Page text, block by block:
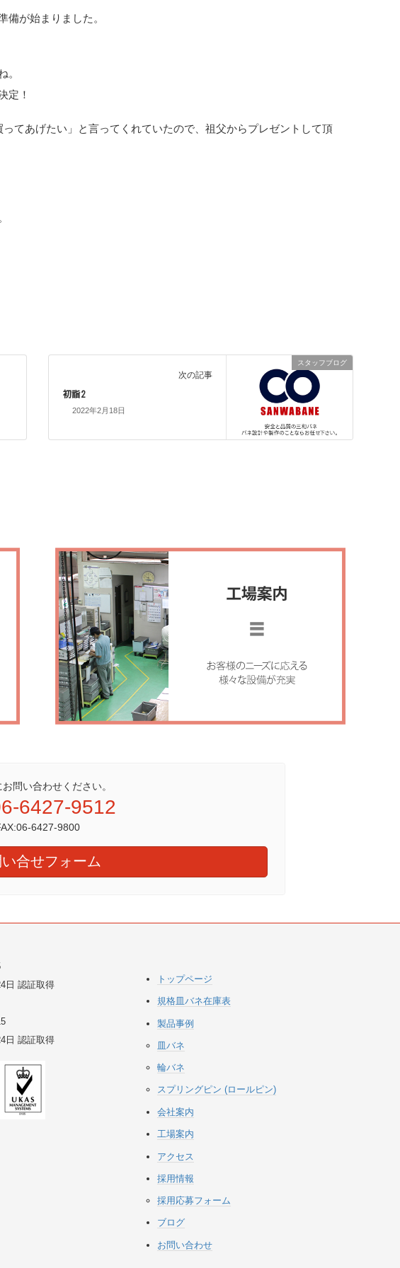
備が始まりました。
。
定！
てあげたい」と言ってくれていたので、祖父からプレゼントして頂
スタッフブログ
次の記事
初詣2
2022年2月18日
問い合わせください。
6427-9512
6427-9800
合せフォーム
日 認証取得
日 認証取得
トップページ
規格皿バネ在庫表
製品事例
皿バネ
輪バネ
スプリングピン (ロールピン)
会社案内
工場案内
アクセス
採用情報
採用応募フォーム
ブログ
お問い合わせ